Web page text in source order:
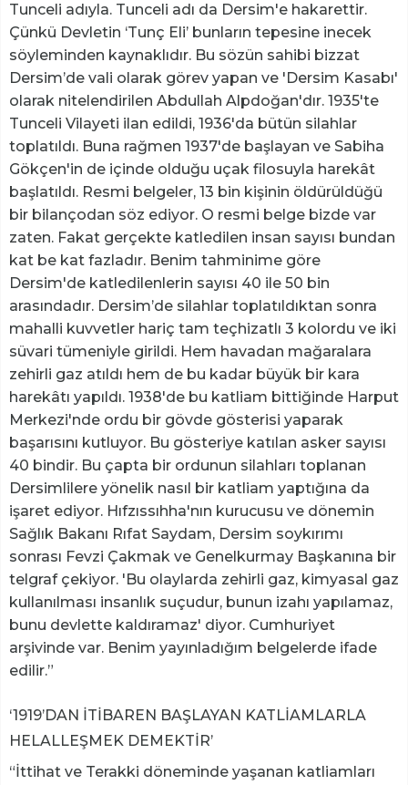
Tunceli adıyla. Tunceli adı da Dersim'e hakarettir.
Çünkü Devletin ‘Tunç Eli’ bunların tepesine inecek
söyleminden kaynaklıdır. Bu sözün sahibi bizzat
Dersim’de vali olarak görev yapan ve 'Dersim Kasabı'
olarak nitelendirilen Abdullah Alpdoğan'dır. 1935'te
Tunceli Vilayeti ilan edildi, 1936'da bütün silahlar
toplatıldı. Buna rağmen 1937'de başlayan ve Sabiha
Gökçen'in de içinde olduğu uçak filosuyla harekât
başlatıldı. Resmi belgeler, 13 bin kişinin öldürüldüğü
bir bilançodan söz ediyor. O resmi belge bizde var
zaten. Fakat gerçekte katledilen insan sayısı bundan
kat be kat fazladır. Benim tahminime göre
Dersim'de katledilenlerin sayısı 40 ile 50 bin
arasındadır. Dersim’de silahlar toplatıldıktan sonra
mahalli kuvvetler hariç tam teçhizatlı 3 kolordu ve iki
süvari tümeniyle girildi. Hem havadan mağaralara
zehirli gaz atıldı hem de bu kadar büyük bir kara
harekâtı yapıldı. 1938'de bu katliam bittiğinde Harput
Merkezi'nde ordu bir gövde gösterisi yaparak
başarısını kutluyor. Bu gösteriye katılan asker sayısı
40 bindir. Bu çapta bir ordunun silahları toplanan
Dersimlilere yönelik nasıl bir katliam yaptığına da
işaret ediyor. Hıfzıssıhha'nın kurucusu ve dönemin
Sağlık Bakanı Rıfat Saydam, Dersim soykırımı
sonrası Fevzi Çakmak ve Genelkurmay Başkanına bir
telgraf çekiyor. 'Bu olaylarda zehirli gaz, kimyasal gaz
kullanılması insanlık suçudur, bunun izahı yapılamaz,
bunu devlette kaldıramaz' diyor. Cumhuriyet
arşivinde var. Benim yayınladığım belgelerde ifade
edilir.”
‘1919’DAN İTİBAREN BAŞLAYAN KATLİAMLARLA
HELALLEŞMEK DEMEKTİR’
“İttihat ve Terakki döneminde yaşanan katliamları